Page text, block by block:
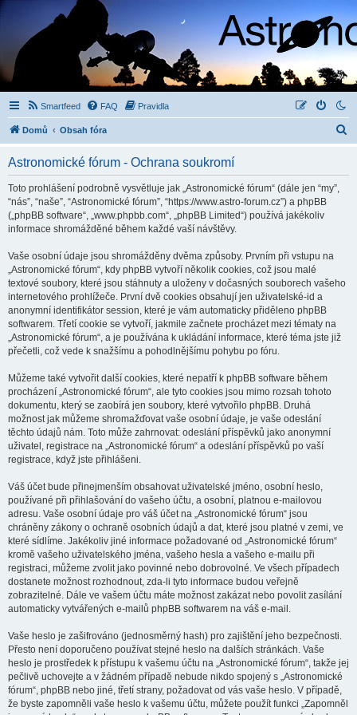
Smartfeed FAQ Pravidla
Domů Obsah fóra
Astronomické fórum - Ochrana soukromí
Toto prohlášení podrobně vysvětluje jak „Astronomické fórum“ (dále jen “my”,
“nás”, “naše”, “Astronomické fórum”, “https://www.astro-forum.cz”) a phpBB
(„phpBB software“, „www.phpbb.com“, „phpBB Limited“) používá jakékoliv
informace shromážděné během každé vaší návštěvy.
Vaše osobní údaje jsou shromážděny dvěma způsoby. Prvním při vstupu na
„Astronomické fórum“, kdy phpBB vytvoří několik cookies, což jsou malé
textové soubory, které jsou stáhnuty a uloženy v dočasných souborech vašeho
internetového prohlížeče. První dvě cookies obsahují jen uživatelské-id a
anonymní identifikátor session, které je vám automaticky přiděleno phpBB
softwarem. Třetí cookie se vytvoří, jakmile začnete procházet mezi tématy na
„Astronomické fórum“, a je používána k ukládání informace, které téma jste již
přečetli, což vede k snažšímu a pohodlnějšímu pohybu po fóru.
Můžeme také vytvořit další cookies, které nepatří k phpBB software během
procházení „Astronomické fórum“, ale tyto cookies jsou mimo rozsah tohoto
dokumentu, který se zaobírá jen soubory, které vytvořilo phpBB. Druhá
možnost jak můžeme shromažďovat vaše osobní údaje, je vaše odeslání
těchto údajů nám. Toto může zahrnovat: odeslání příspěvků jako anonymní
uživatel, registrace na „Astronomické fórum“ a odeslání příspěvků po vaší
registrace, když jste přihlášeni.
Váš účet bude přinejmenším obsahovat uživatelské jméno, osobní heslo,
používané při přihlašování do vašeho účtu, a osobní, platnou e-mailovou
adresu. Vaše osobní údaje pro váš účet na „Astronomické fórum“ jsou
chráněny zákony o ochraně osobních údajů a dat, které jsou platné v zemi, ve
které sídlíme. Jakékoliv jiné informace požadované od „Astronomické fórum“
kromě vašeho uživatelského jména, vašeho hesla a vašeho e-mailu při
registraci, můžeme zvolit jako povinné nebo dobrovolné. Ve všech případech
dostanete možnost rozhodnout, zda-li tyto informace budou veřejně
zobrazitelné. Dále ve vašem účtu máte možnost zakázat nebo povolit zasílání
automaticky vytvářených e-mailů phpBB softwarem na váš e-mail.
Vaše heslo je zašifrováno (jednosměrný hash) pro zajištění jeho bezpečnosti.
Přesto není doporučeno používat stejné heslo na dalších stránkách. Vaše
heslo je prostředek k přístupu k vašemu účtu na „Astronomické fórum“, takže jej
pečlivě uchovejte a v žádném případě nebude nikdo spojený s „Astronomické
fórum“, phpBB nebo jiné, třetí strany, požadovat od vás vaše heslo. V případě,
že byste zapomněli vaše heslo k vašemu účtu, můžete použít funkci „Zapomněl